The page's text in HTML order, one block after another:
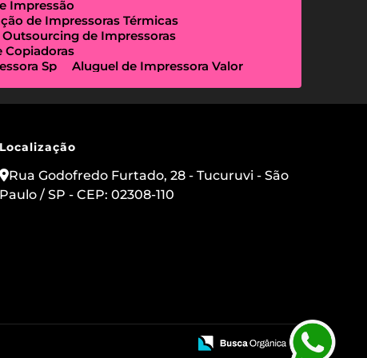
Impressão
de Impressoras Térmicas
Outsourcing de Impressoras
Copiadoras
Sp
Aluguel de Impressora Valor
Paulo
Manutenção de Impressora
e Locação de Impressoras
de Scanner de Mesa
Aluguel de Etiquetadora
para Clínicas Médicas
de Impressoras
Localização
Rua Godofredo Furtado, 28 - Tucuruvi - São
Paulo / SP - CEP: 02308-110